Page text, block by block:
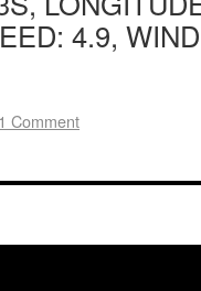
4.9,
1 Comment